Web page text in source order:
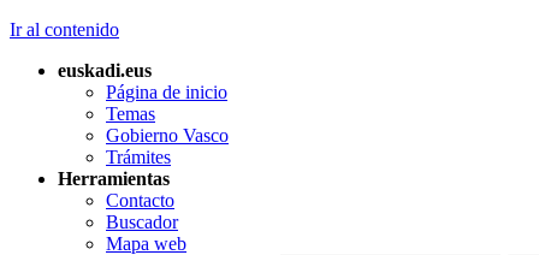
Ir al contenido
euskadi.eus
Página de inicio
Temas
Gobierno Vasco
Trámites
Herramientas
Contacto
Buscador
Mapa web